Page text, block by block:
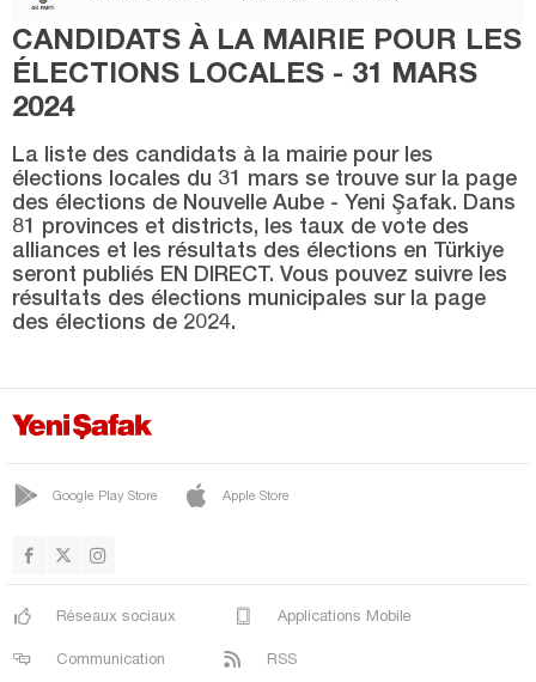
YEŞİLYURT
Manisa
Mardin
Mersin
Muğla
Muş
Nevşehir
Osmaniye
Samsun
Şanlıurfa
Siirt
CANDIDATS À LA MAIRIE POUR LES
ÉLECTIONS LOCALES - 31 MARS
2024
La liste des candidats à la mairie pour les
élections locales du 31 mars se trouve sur la page
des élections de Nouvelle Aube - Yeni Şafak. Dans
81 provinces et districts, les taux de vote des
alliances et les résultats des élections en Türkiye
seront publiés EN DIRECT. Vous pouvez suivre les
résultats des élections municipales sur la page
des élections de 2024.
Google Play Store Apple Store
Réseaux sociaux Applications Mobile
Communication RSS